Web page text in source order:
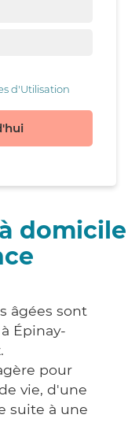
d'Utilisation
domicile
âgées sont
Épinay-
pour
vie, d'une
suite à une